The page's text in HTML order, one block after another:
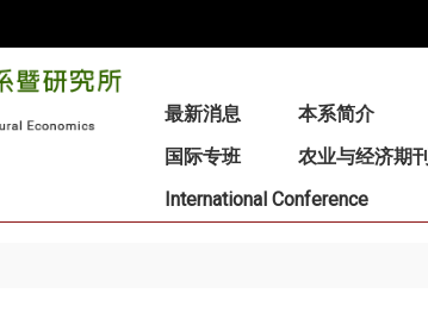
最新消息 本系简介
国际专班
农业与经济期刊
International Conference